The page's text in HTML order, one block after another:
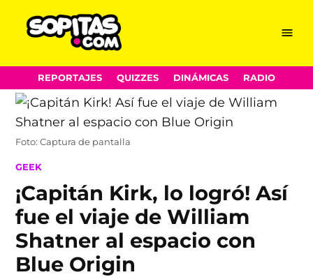
Skip
to
content
Menu
REPORTAJES QUIZZES DINÁMICAS RADIO
Foto: Captura de pantalla
POSTED
GEEK
¡Capitán Kirk, lo logró! Así
fue el viaje de William
Shatner al espacio con
Blue Origin